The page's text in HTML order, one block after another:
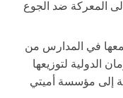
في المدارس من
الدولية لتوزيعها